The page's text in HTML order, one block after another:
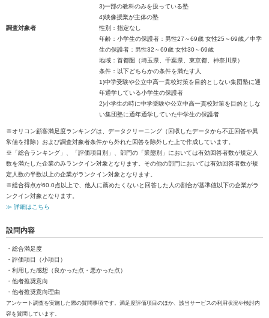
3)一部の教科のみを扱っている塾
4)映像授業が主体の塾
調査対象者
性別：指定なし
年齢：小学生の保護者：男性27～69歳 女性25～69歳／中学
生の保護者：男性32～69歳 女性30～69歳
地域：首都圏（埼玉県、千葉県、東京都、神奈川県）
条件：以下どちらかの条件を満たす人
1)中学受験や公立中高一貫校対策を目的としない集団塾に通
年通学している小学生の保護者
2)小学生の時に中学受験や公立中高一貫校対策を目的としな
い集団塾に通年通学していた中学生の保護者
※オリコン顧客満足度ランキングは、データクリーニング（回収したデータから不正回答や異
常値を排除）および調査対象者条件から外れた回答を除外した上で作成しています。
※「総合ランキング」、「評価項目別」、部門の「業態別」においては有効回答者数が規定人
数を満たした企業のみランクイン対象となります。その他の部門においては有効回答者数が規
定人数の半数以上の企業がランクイン対象となります。
※総合得点が60.0点以上で、他人に薦めたくないと回答した人の割合が基準値以下の企業がラ
ンクイン対象となります。
≫ 詳細はこちら
設問内容
・総合満足度
・評価項目（小項目）
・利用した感想（良かった点・悪かった点）
・他者推奨意向
・他者推奨意向理由
アンケート調査を実施した際の質問事項です。満足度評価項目のほか、該当サービスの利用状況や検討内
容を質問しています。